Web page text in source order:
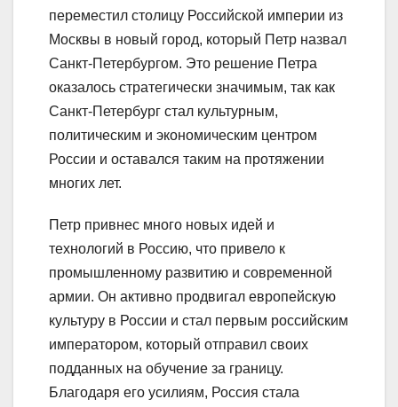
переместил столицу Российской империи из
Москвы в новый город, который Петр назвал
Санкт-Петербургом. Это решение Петра
оказалось стратегически значимым, так как
Санкт-Петербург стал культурным,
политическим и экономическим центром
России и оставался таким на протяжении
многих лет.
Петр привнес много новых идей и
технологий в Россию, что привело к
промышленному развитию и современной
армии. Он активно продвигал европейскую
культуру в России и стал первым российским
императором, который отправил своих
подданных на обучение за границу.
Благодаря его усилиям, Россия стала